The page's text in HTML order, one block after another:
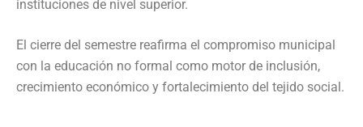
instituciones de nivel superior.
El cierre del semestre reafirma el compromiso municipal
con la educación no formal como motor de inclusión,
crecimiento económico y fortalecimiento del tejido social.